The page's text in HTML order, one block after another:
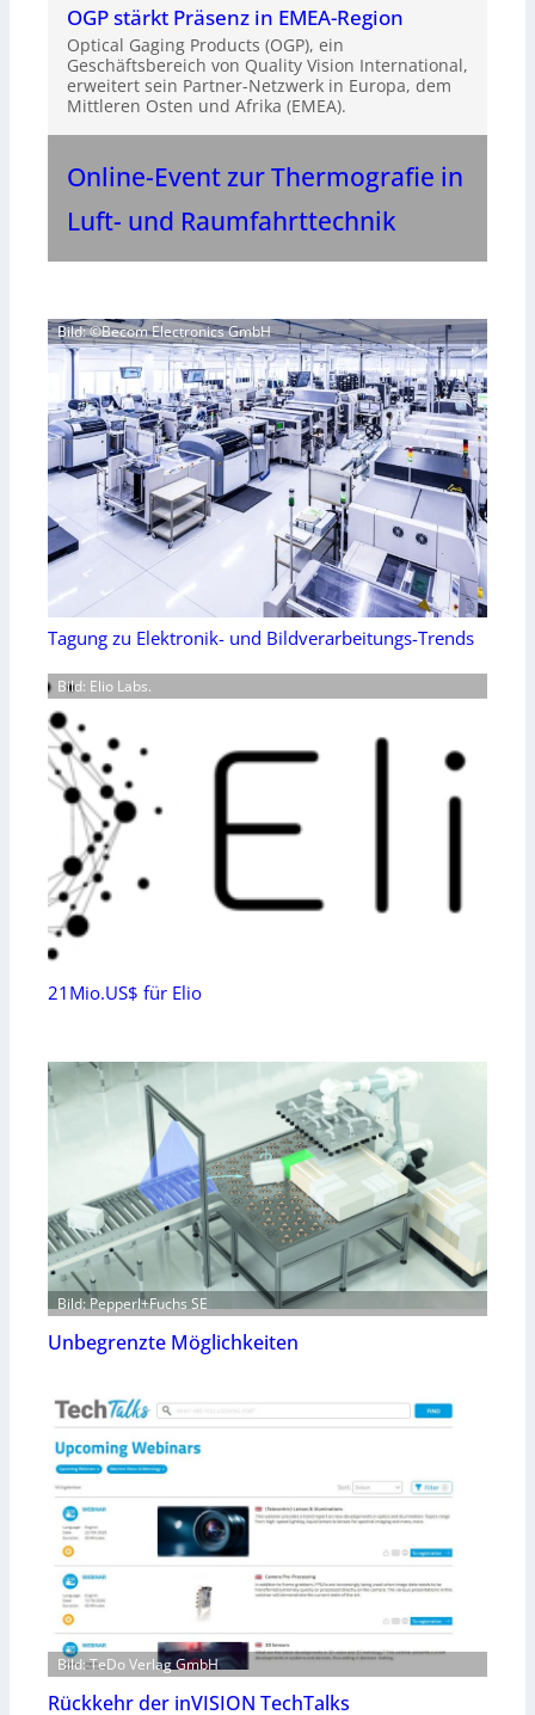
OGP stärkt Präsenz in EMEA-Region
Optical Gaging Products (OGP), ein
Geschäftsbereich von Quality Vision International,
erweitert sein Partner-Netzwerk in Europa, dem
Mittleren Osten und Afrika (EMEA).
Online-Event zur Thermografie in
Luft- und Raumfahrttechnik
Bild: ©Becom Electronics GmbH
Tagung zu Elektronik- und Bildverarbeitungs-Trends
Bild: Elio Labs.
21Mio.US$ für Elio
Bild: Pepperl+Fuchs SE
Unbegrenzte Möglichkeiten
Bild: TeDo Verlag GmbH
Rückkehr der inVISION TechTalks